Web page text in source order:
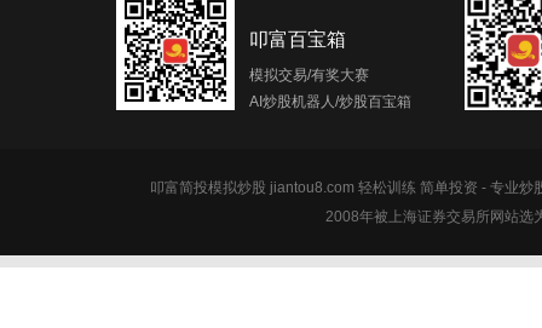
叩富百宝箱
模拟交易/有奖大赛
AI炒股机器人/炒股百宝箱
叩富简投模拟炒股 jiantou8.com 轻松训练 简单投资 - 专业炒
2008年被上海证券交易所网站选